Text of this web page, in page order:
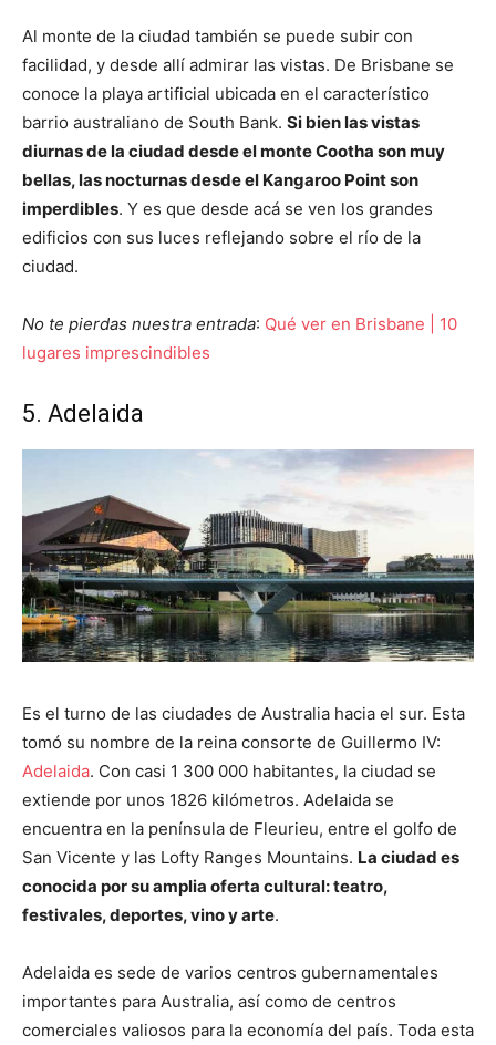
Al monte de la ciudad también se puede subir con
facilidad, y desde allí admirar las vistas. De Brisbane se
conoce la playa artificial ubicada en el característico
barrio australiano de South Bank. Si bien las vistas
diurnas de la ciudad desde el monte Cootha son muy
bellas, las nocturnas desde el Kangaroo Point son
imperdibles. Y es que desde acá se ven los grandes
edificios con sus luces reflejando sobre el río de la
ciudad.
No te pierdas nuestra entrada: Qué ver en Brisbane | 10
lugares imprescindibles
5. Adelaida
Es el turno de las ciudades de Australia hacia el sur. Esta
tomó su nombre de la reina consorte de Guillermo IV:
Adelaida. Con casi 1 300 000 habitantes, la ciudad se
extiende por unos 1826 kilómetros. Adelaida se
encuentra en la península de Fleurieu, entre el golfo de
San Vicente y las Lofty Ranges Mountains. La ciudad es
conocida por su amplia oferta cultural: teatro,
festivales, deportes, vino y arte.
Adelaida es sede de varios centros gubernamentales
importantes para Australia, así como de centros
comerciales valiosos para la economía del país. Toda esta